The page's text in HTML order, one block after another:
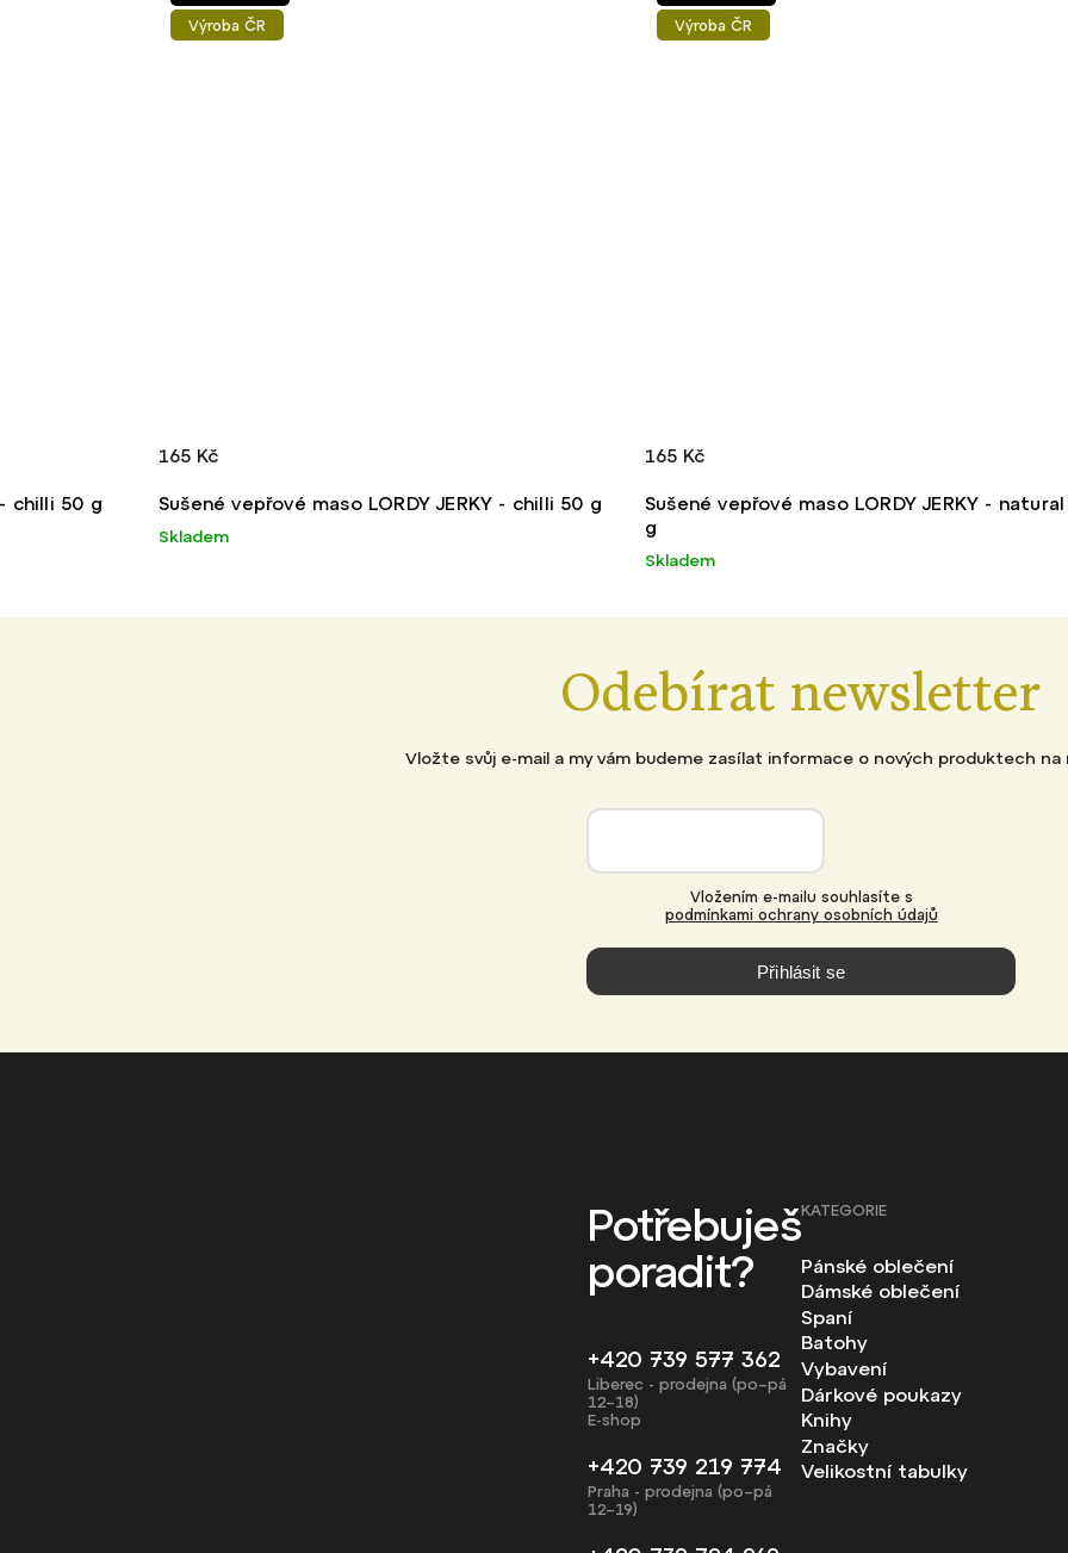
- chilli 50 g
Výroba ČR
Sušené vepřové maso LORDY JERKY - chilli 50 g
Skladem
165 Kč
Výroba ČR
Sušené vepřové maso LORDY JERKY -
g
Skladem
165 Kč
Odebírat newsletter
Vložte svůj e-mail a my vám budeme zasílat informace o nových produktech na
podmínkami ochrany osobních údajů
Přihlásit se
Potřebuješ
poradit?
+420 739 577 362
Liberec - prodejna (po–pá
12–18)
E-shop
+420 739 219 774
Praha - prodejna (po–pá
12–19)
KATEGORIE
Pánské oblečení
Dámské oblečení
Spaní
Batohy
Vybavení
Dárkové poukazy
Knihy
Značky
Velikostní tabulky